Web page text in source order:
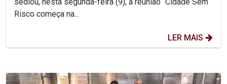
Risco começa na...
LER MAIS